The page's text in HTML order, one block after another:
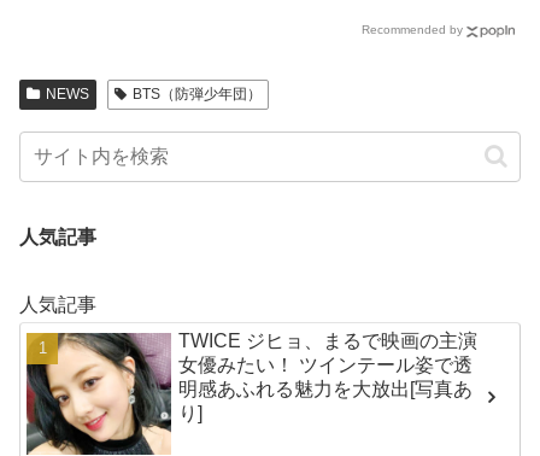
続出の雑誌撮影シーンに悶絶
Recommended by
NEWS BTS（防弾少年団）
人気記事
人気記事
TWICE ジヒョ、まるで映画の主演
女優みたい！ ツインテール姿で透
明感あふれる魅力を大放出[写真あ
り]